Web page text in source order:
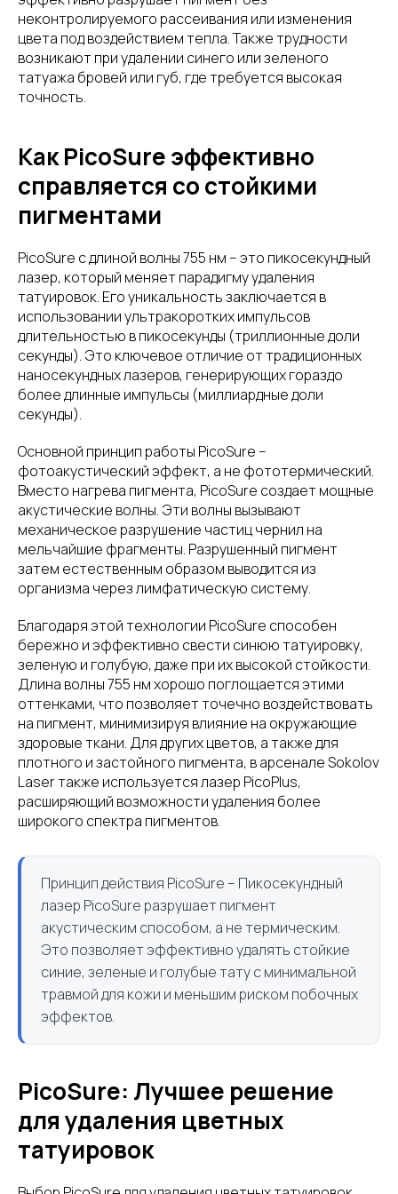
неконтролируемого рассеивания или изменения
цвета под воздействием тепла. Также трудности
возникают при удалении синего или зеленого
татуажа бровей или губ, где требуется высокая
точность.
Как PicoSure эффективно
справляется со стойкими
пигментами
PicoSure с длиной волны 755 нм – это пикосекундный
лазер, который меняет парадигму удаления
татуировок. Его уникальность заключается в
использовании ультракоротких импульсов
длительностью в пикосекунды (триллионные доли
секунды). Это ключевое отличие от традиционных
наносекундных лазеров, генерирующих гораздо
более длинные импульсы (миллиардные доли
секунды).
Основной принцип работы PicoSure –
фотоакустический эффект, а не фототермический.
Вместо нагрева пигмента, PicoSure создает мощные
акустические волны. Эти волны вызывают
механическое разрушение частиц чернил на
мельчайшие фрагменты. Разрушенный пигмент
затем естественным образом выводится из
организма через лимфатическую систему.
Благодаря этой технологии PicoSure способен
бережно и эффективно свести синюю татуировку,
зеленую и голубую, даже при их высокой стойкости.
Длина волны 755 нм хорошо поглощается этими
оттенками, что позволяет точечно воздействовать
на пигмент, минимизируя влияние на окружающие
здоровые ткани. Для других цветов, а также для
плотного и застойного пигмента, в арсенале Sokolov
Laser также используется лазер PicoPlus,
расширяющий возможности удаления более
широкого спектра пигментов.
Принцип действия PicoSure – Пикосекундный
лазер PicoSure разрушает пигмент
акустическим способом, а не термическим.
Это позволяет эффективно удалять стойкие
синие, зеленые и голубые тату с минимальной
травмой для кожи и меньшим риском побочных
эффектов.
PicoSure: Лучшее решение
для удаления цветных
татуировок